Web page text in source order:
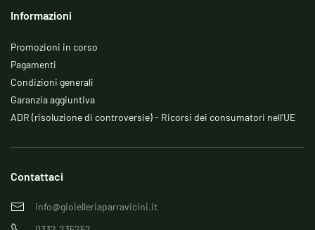
Informazioni
Promozioni in corso
Pagamenti
Condizioni generali
Garanzia aggiuntiva
ADR (risoluzione di controversie) - Ricorsi dei consumatori nell’UE
Contattaci
info@gioielleriaparravicini.it